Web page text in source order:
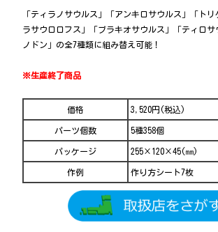
「ティラノサウルス」「アンキロサウルス」「ト
ラサウロロフス」「ブラキオサウルス」「ティロサ
ノドン」の全7種類に組み替え可能！
※生産終了商品
価格 3,520円(税込)
パーツ個数 5種358個
パッケージ 255×120×45(㎜)
作例 作り方シート7枚